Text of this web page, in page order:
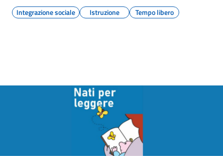
Integrazione sociale Istruzione Tempo libero